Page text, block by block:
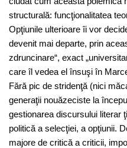
structurală: funcţionalitatea
Opţiunile ulterioare îi vor
devenit mai departe, prin
zdruncinare“, exact
care îl vedea el însuşi în
Fără pic de stridenţă (nici
generaţii nouăzeciste la
gestionarea discursului literar
politică a selecţiei, a opţiunii.
majore de critică a criticii,